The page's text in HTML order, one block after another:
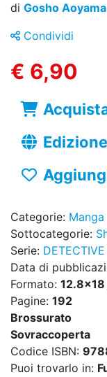
di Gosho Aoyama
Condividi
€ 6,90
Categorie: Manga
Sottocategorie:
Serie:
Data di
Formato: 12.8x18
Pagine: 192
Brossurato
Sovraccoperta
Codice ISBN:
Puoi trovarlo in: